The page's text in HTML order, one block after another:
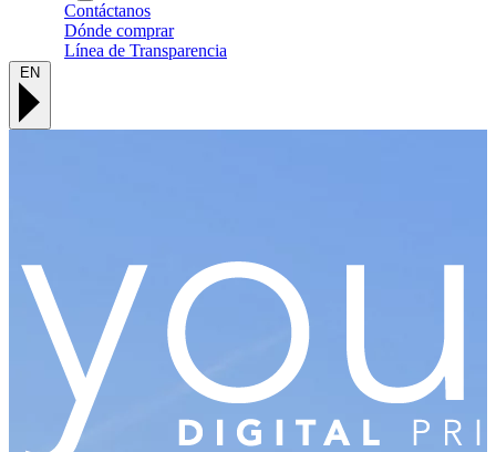
Contáctanos
Dónde comprar
Línea de Transparencia
EN